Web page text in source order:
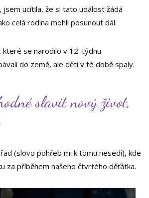
ucítila, že si tato událost žádá
celá rodina mohli posunout dál.
, které se narodilo v 12. týdnu
do země, ale děti v té době spaly.
slavit nový život,
(slovo pohřeb mi k tomu nesedí), kde
za příběhem našeho čtvrtého děťátka.